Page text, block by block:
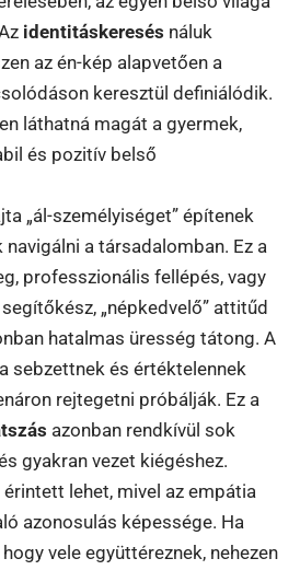
identitáskeresés náluk
az én-kép alapvetően a
keresztül definiálódik.
láthatná magát a gyermek,
és pozitív belső
„ál-személyiséget” építenek
a társadalomban. Ez a
professzionális fellépés, vagy
„népkedvelő” attitűd
hatalmas üresség tátong. A
sebzettnek és értéktelennek
rejtegetni próbálják. Ez a
azonban rendkívül sok
gyakran vezet kiégéshez.
lehet, mivel az empátia
azonosulás képessége. Ha
vele együttéreznek, nehezen